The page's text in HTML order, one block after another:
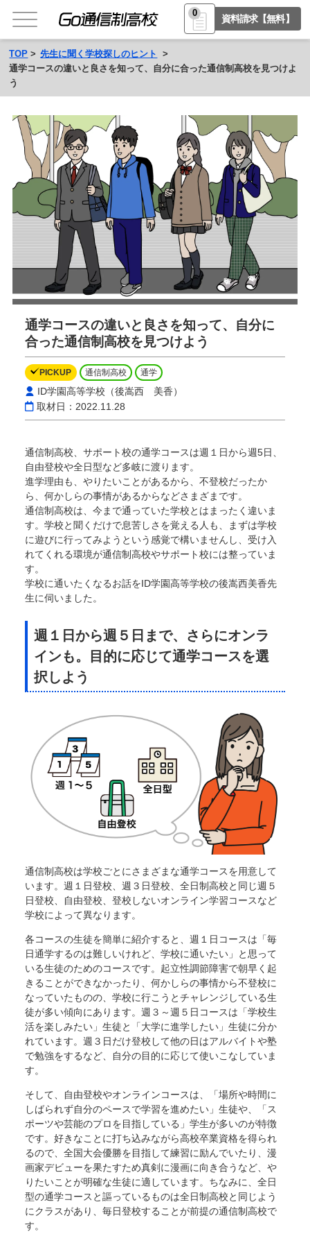
0
資料請求【無料】
TOP
先生に聞く学校探しのヒント
通学コースの違いと良さを知って、自分に合った通信制高校を見つけよ
う
通学コースの違いと良さを知って、自分に
合った通信制高校を見つけよう
PICKUP 通信制高校 通学
ID学園高等学校（後嵩西 美香）
取材日：2022.11.28
通信制高校、サポート校の通学コースは週１日から週5日、
自由登校や全日型など多岐に渡ります。
進学理由も、やりたいことがあるから、不登校だったか
ら、何かしらの事情があるからなどさまざまです。
通信制高校は、今まで通っていた学校とはまったく違いま
す。学校と聞くだけで息苦しさを覚える人も、まずは学校
に遊びに行ってみようという感覚で構いませんし、受け入
れてくれる環境が通信制高校やサポート校には整っていま
す。
学校に通いたくなるお話をID学園高等学校の後嵩西美香先
生に伺いました。
週１日から週５日まで、さらにオンラ
インも。目的に応じて通学コースを選
択しよう
通信制高校は学校ごとにさまざまな通学コースを用意して
います。週１日登校、週３日登校、全日制高校と同じ週５
日登校、自由登校、登校しないオンライン学習コースなど
学校によって異なります。
各コースの生徒を簡単に紹介すると、週１日コースは「毎
日通学するのは難しいけれど、学校に通いたい」と思って
いる生徒のためのコースです。起立性調節障害で朝早く起
きることができなかったり、何かしらの事情から不登校に
なっていたものの、学校に行こうとチャレンジしている生
徒が多い傾向にあります。週３～週５日コースは「学校生
活を楽しみたい」生徒と「大学に進学したい」生徒に分か
れています。週３日だけ登校して他の日はアルバイトや塾
で勉強をするなど、自分の目的に応じて使いこなしていま
す。
そして、自由登校やオンラインコースは、「場所や時間に
しばられず自分のペースで学習を進めたい」生徒や、「ス
ポーツや芸能のプロを目指している」学生が多いのが特徴
です。好きなことに打ち込みながら高校卒業資格を得られ
るので、全国大会優勝を目指して練習に励んでいたり、漫
画家デビューを果たすため真剣に漫画に向き合うなど、や
りたいことが明確な生徒に適しています。ちなみに、全日
型の通学コースと謳っているものは全日制高校と同じよう
にクラスがあり、毎日登校することが前提の通信制高校で
す。